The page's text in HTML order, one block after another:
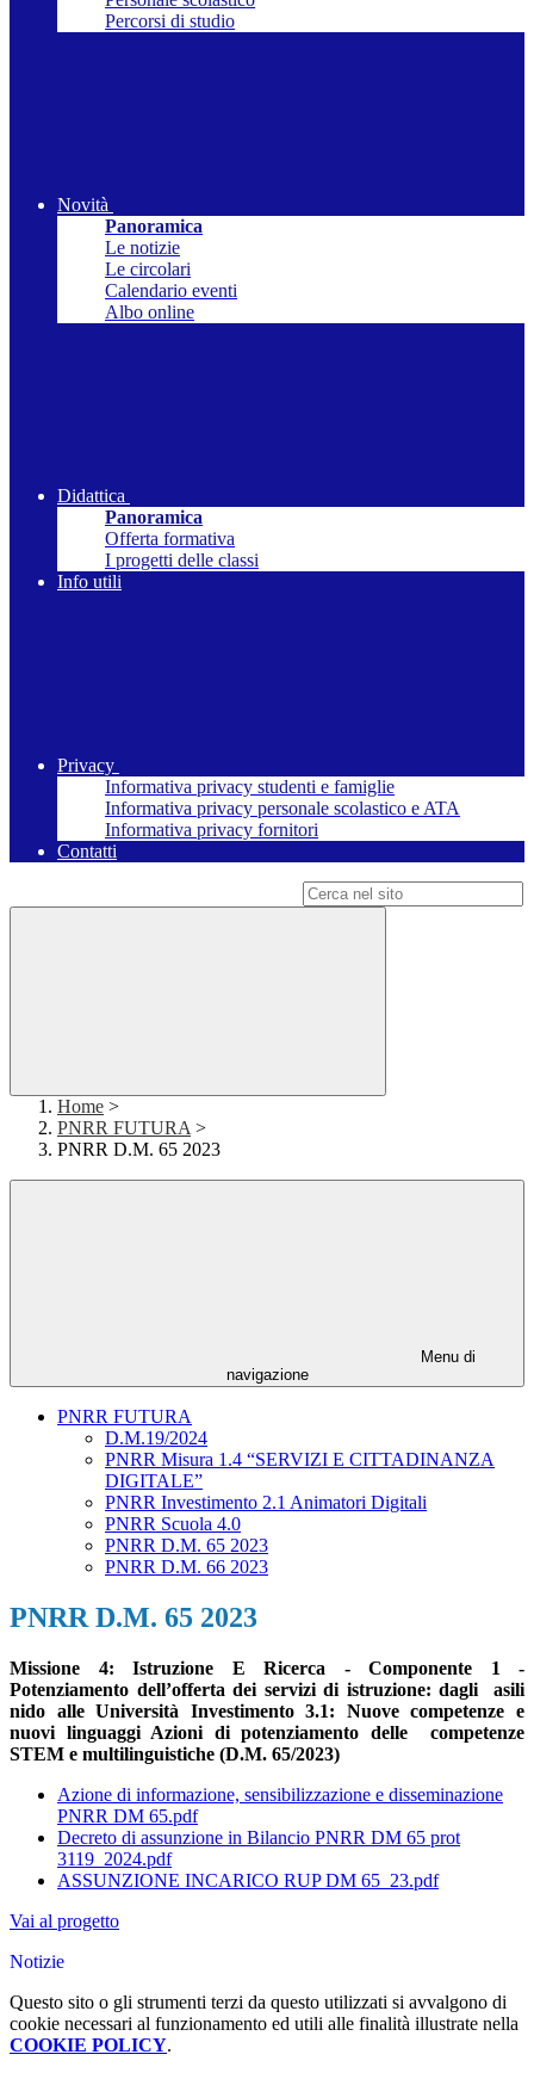
Percorsi di studio
Novità
Panoramica
Le notizie
Le circolari
Calendario eventi
Albo online
Didattica
Panoramica
Offerta formativa
I progetti delle classi
Info utili
Privacy
Informativa privacy studenti e famiglie
Informativa privacy personale scolastico e ATA
Informativa privacy fornitori
Contatti
Home >
PNRR FUTURA >
PNRR D.M. 65 2023
Menu di
navigazione
PNRR FUTURA
D.M.19/2024
PNRR Misura 1.4 “SERVIZI E CITTADINANZA
DIGITALE”
PNRR Investimento 2.1 Animatori Digitali
PNRR Scuola 4.0
PNRR D.M. 65 2023
PNRR D.M. 66 2023
PNRR D.M. 65 2023
Missione 4: Istruzione E Ricerca - Componente 1 -
Potenziamento dell’offerta dei servizi di istruzione: dagli asili
nido alle Università Investimento 3.1: Nuove competenze e
nuovi linguaggi Azioni di potenziamento delle competenze
STEM e multilinguistiche (D.M. 65/2023)
Azione di informazione, sensibilizzazione e disseminazione
PNRR DM 65.pdf
Decreto di assunzione in Bilancio PNRR DM 65 prot
3119_2024.pdf
ASSUNZIONE INCARICO RUP DM 65_23.pdf
Vai al progetto
Notizie
Questo sito o gli strumenti terzi da questo utilizzati si avvalgono di
cookie necessari al funzionamento ed utili alle finalità illustrate nella
COOKIE POLICY.